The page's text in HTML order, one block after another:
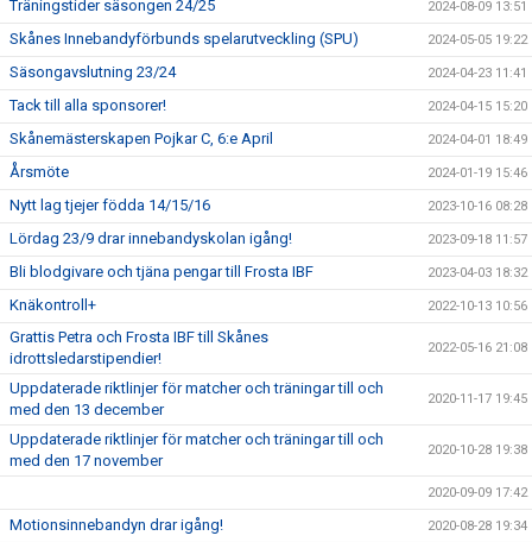
Träningstider säsongen 24/25 2024-08-09 13:51
Skånes Innebandyförbunds spelarutveckling (SPU) 2024-05-05 19:22
Säsongavslutning 23/24 2024-04-23 11:41
Tack till alla sponsorer! 2024-04-15 15:20
Skånemästerskapen Pojkar C, 6:e April 2024-04-01 18:49
Årsmöte 2024-01-19 15:46
Nytt lag tjejer födda 14/15/16 2023-10-16 08:28
Lördag 23/9 drar innebandyskolan igång! 2023-09-18 11:57
Bli blodgivare och tjäna pengar till Frosta IBF 2023-04-03 18:32
Knäkontroll+ 2022-10-13 10:56
Grattis Petra och Frosta IBF till Skånes
idrottsledarstipendier!
2022-05-16 21:08
Uppdaterade riktlinjer för matcher och träningar till och
med den 13 december
2020-11-17 19:45
Uppdaterade riktlinjer för matcher och träningar till och
med den 17 november
2020-10-28 19:38
2020-09-09 17:42
Motionsinnebandyn drar igång! 2020-08-28 19:34